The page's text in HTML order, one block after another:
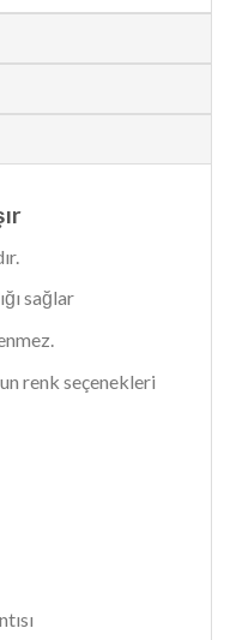
sağlar
renk seçenekleri